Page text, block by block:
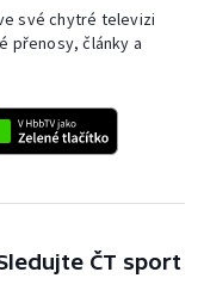
své chytré televizi
přenosy, články a
ČT sport